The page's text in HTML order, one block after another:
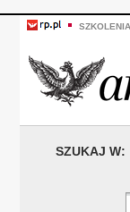
SZUKAJ W: